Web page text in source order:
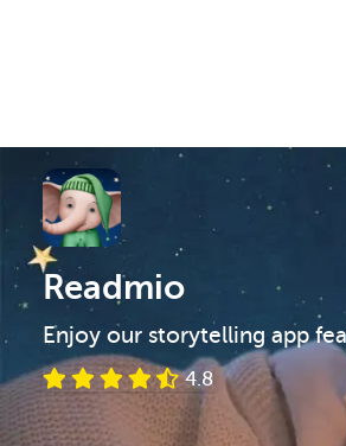
Readmio
Enjoy our storytelling app
4.8